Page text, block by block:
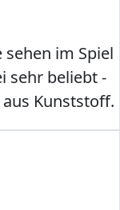
sehen im Spiel
sehr beliebt -
Kunststoff.